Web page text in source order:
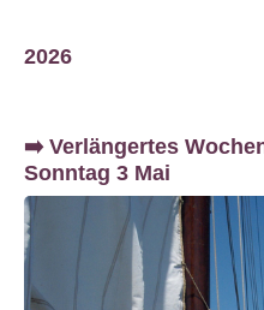
2026
➡️ Verlängertes
Sonntag 3 Mai